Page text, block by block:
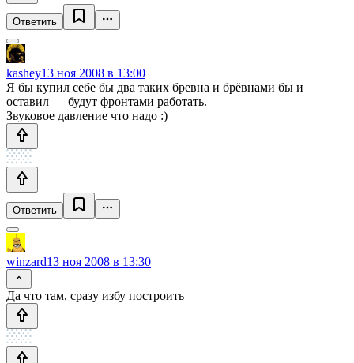
Ответить
kashey13 ноя 2008 в 13:00
Я бы купил себе бы два таких бревна и брёвнами бы и
оставил — будут фронтами работать.
Звуковое давление что надо :)
Ответить
winzard13 ноя 2008 в 13:30
Да что там, сразу избу построить